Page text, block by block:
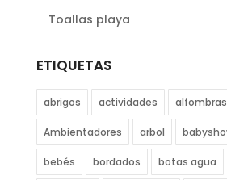
Toallas playa
ETIQUETAS
abrigos actividades alfombras
Ambientadores arbol
bebés bordados botas agua